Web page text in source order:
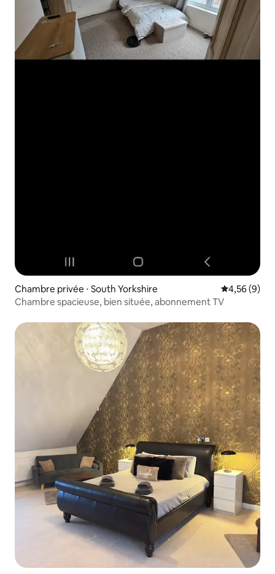
Chambre privée ⋅ South Yorkshire Évaluation
4,56 (9)
Chambre spacieuse, bien située, abonnement TV